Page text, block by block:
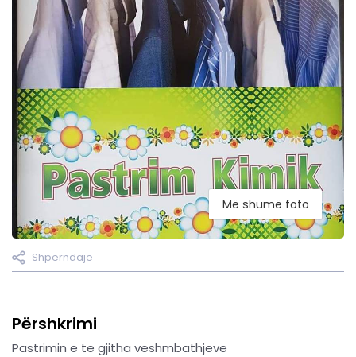
Më shumë foto
Shpërndaje
Përshkrimi
Pastrimin e te gjitha veshmbathjeve